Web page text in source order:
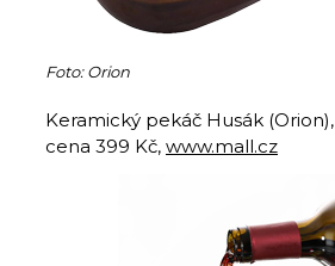
Foto: Orion
Keramický pekáč Husák (Orion),
cena 399 Kč, www.mall.cz